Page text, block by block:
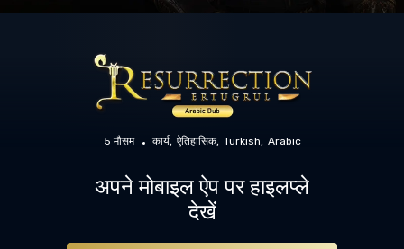
5 मौसम कार्य ऐतिहासिक Turkish Arabic
अपने मोबाइल ऐप पर हाइलप्ले
देखें